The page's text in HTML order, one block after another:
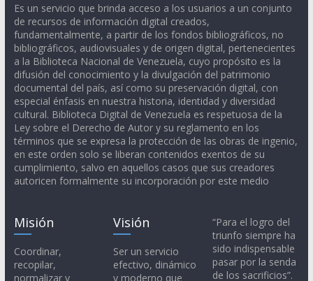
Es un servicio que brinda acceso a los usuarios a un conjunto
de recursos de información digital creados,
fundamentalmente, a partir de los fondos bibliográficos, no
bibliográficos, audiovisuales y de origen digital, pertenecientes
a la Biblioteca Nacional de Venezuela, cuyo propósito es la
difusión del conocimiento y la divulgación del patrimonio
documental del país, así como su preservación digital, con
especial énfasis en nuestra historia, identidad y diversidad
cultural. Biblioteca Digital de Venezuela es respetuosa de la
Ley sobre el Derecho de Autor y su reglamento en los
términos que se expresa la protección de las obras de ingenio,
en este orden solo se liberan contenidos exentos de su
cumplimiento, salvo en aquellos casos que sus creadores
autoricen formalmente su incorporación por este medio
Misión
Coordinar,
recopilar,
normalizar y
Visión
Ser un servicio
efectivo, dinámico
y moderno que
“Para el logro del
triunfo siempre ha
sido indispensable
pasar por la senda
de los sacrificios”.